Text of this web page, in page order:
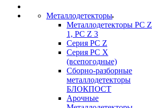
Металлодетекторы
Металлодетекторы РС Z
1, PC Z 3
Серия РС Z
Серия РС X
(всепогодные)
Сборно-разборные
металлодетекторы
БЛОКПОСТ
Арочные